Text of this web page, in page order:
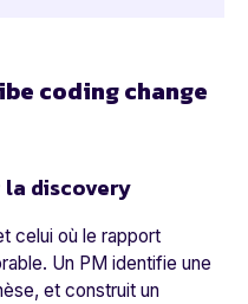
coding change
discovery
celui où le rapport
Un PM identifie une
et construit un